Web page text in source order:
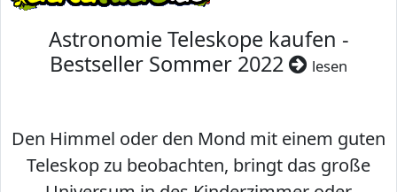
Astronomie Teleskope kaufen -
Bestseller Sommer 2022
lesen
Den Himmel oder den Mond mit einem guten
Teleskop zu beobachten, bringt das große